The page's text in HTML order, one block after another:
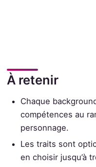
À retenir
Chaque
compétences au
personnage.
Les traits sont
en choisir jusqu’à